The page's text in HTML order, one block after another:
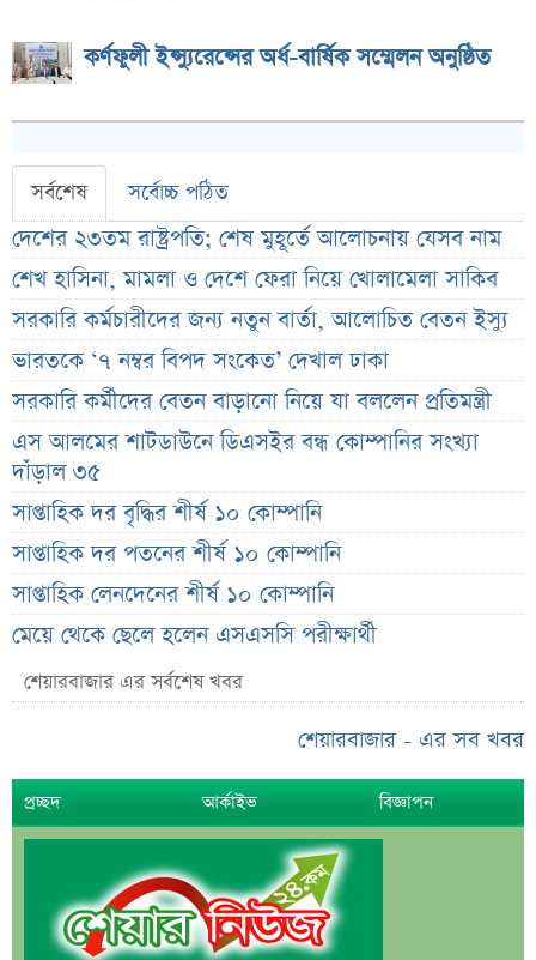
কর্ণফুলী ইন্স্যুরেন্সের অর্ধ-বার্ষিক সম্মেলন অনুষ্ঠিত
সর্বশেষ সর্বোচ্চ পঠিত
দেশের ২৩তম রাষ্ট্রপতি; শেষ মুহূর্তে আলোচনায় যেসব নাম
শেখ হাসিনা, মামলা ও দেশে ফেরা নিয়ে খোলামেলা সাকিব
সরকারি কর্মচারীদের জন্য নতুন বার্তা, আলোচিত বেতন ইস্যু
ভারতকে ‘৭ নম্বর বিপদ সংকেত’ দেখাল ঢাকা
সরকারি কর্মীদের বেতন বাড়ানো নিয়ে যা বললেন প্রতিমন্ত্রী
এস আলমের শাটডাউনে ডিএসইর বন্ধ কোম্পানির সংখ্যা
দাঁড়াল ৩৫
সাপ্তাহিক দর বৃদ্ধির শীর্ষ ১০ কোম্পানি
সাপ্তাহিক দর পতনের শীর্ষ ১০ কোম্পানি
সাপ্তাহিক লেনদেনের শীর্ষ ১০ কোম্পানি
মেয়ে থেকে ছেলে হলেন এসএসসি পরীক্ষার্থী
বিয়ের আগেই গর্ভবতী, মেয়েকে নদীতে ডুবিয়ে হত্যা বাবার
তাপমাত্রা নিয়ে নতুন পূর্বাভাস দিল আবহাওয়া অফিস
সহপাঠীদের ব্যক্তিগত ছবি বিদেশে পাঠানোর অভিযোগে উত্তাল
ইবি
ড. ইউনূস বনাম তারেক রহমান—তুলনায় যা বললেন কাদের
সিদ্দিকী
বাজুসের নতুন ঘোষণা, রেকর্ড দামে সোনা বিক্রি শুরু
শেয়ারবাজার এর সর্বশেষ খবর
শেয়ারবাজার - এর সব খবর
প্রচ্ছদ আর্কাইভ বিজ্ঞাপন